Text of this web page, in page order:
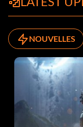
NOUVELLES